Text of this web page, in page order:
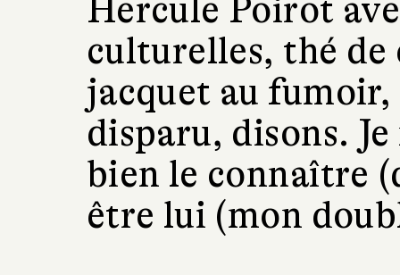
Hercule Poirot
culturelles, thé de
jacquet au
disparu, disons. Je
bien le connaître
être lui (mon